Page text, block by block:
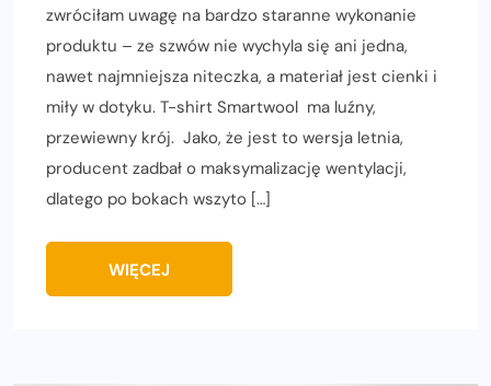
zwróciłam uwagę na bardzo staranne wykonanie
produktu – ze szwów nie wychyla się ani jedna,
nawet najmniejsza niteczka, a materiał jest cienki i
miły w dotyku. T-shirt Smartwool ma luźny,
przewiewny krój. Jako, że jest to wersja letnia,
producent zadbał o maksymalizację wentylacji,
dlatego po bokach wszyto […]
WIĘCEJ